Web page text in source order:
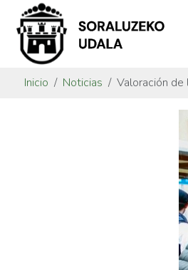
Inicio Noticias Valoración de